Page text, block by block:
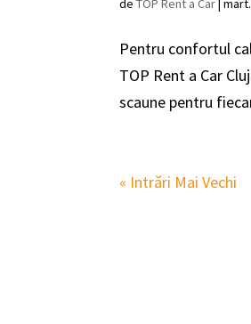
deTOP Rent a Car|
Pentru confortul
TOP Rent a Car
scaune pentru
« Intrări Mai Vechi